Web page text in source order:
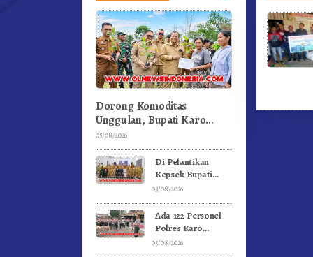
Dorong Komoditas
Unggulan, Bupati Karo
Serahkan 1,2 Juta Benih
Kopi Arabika
05/08/2026
Di Pelantikan
Kepsek Bupati
Karo Tekankan
Profesional
Dongkrak Mutu
03/08/2026
Ada 122 Personel
Polres Karo
Rayakan Ulang
03/08/2026